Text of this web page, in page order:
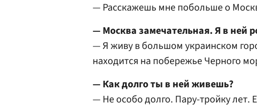
— Расскажешь мне побольше о
— Москва замечательная. Я в ней
— Я живу в большом украинском
находится на побережье Черного
— Как долго ты в ней живешь?
— Не особо долго. Пару-тройку лет.